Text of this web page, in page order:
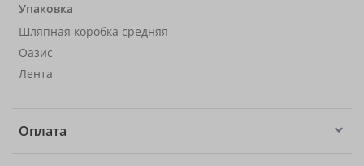
Упаковка
Шляпная коробка средняя
Оазис
Лента
Оплата